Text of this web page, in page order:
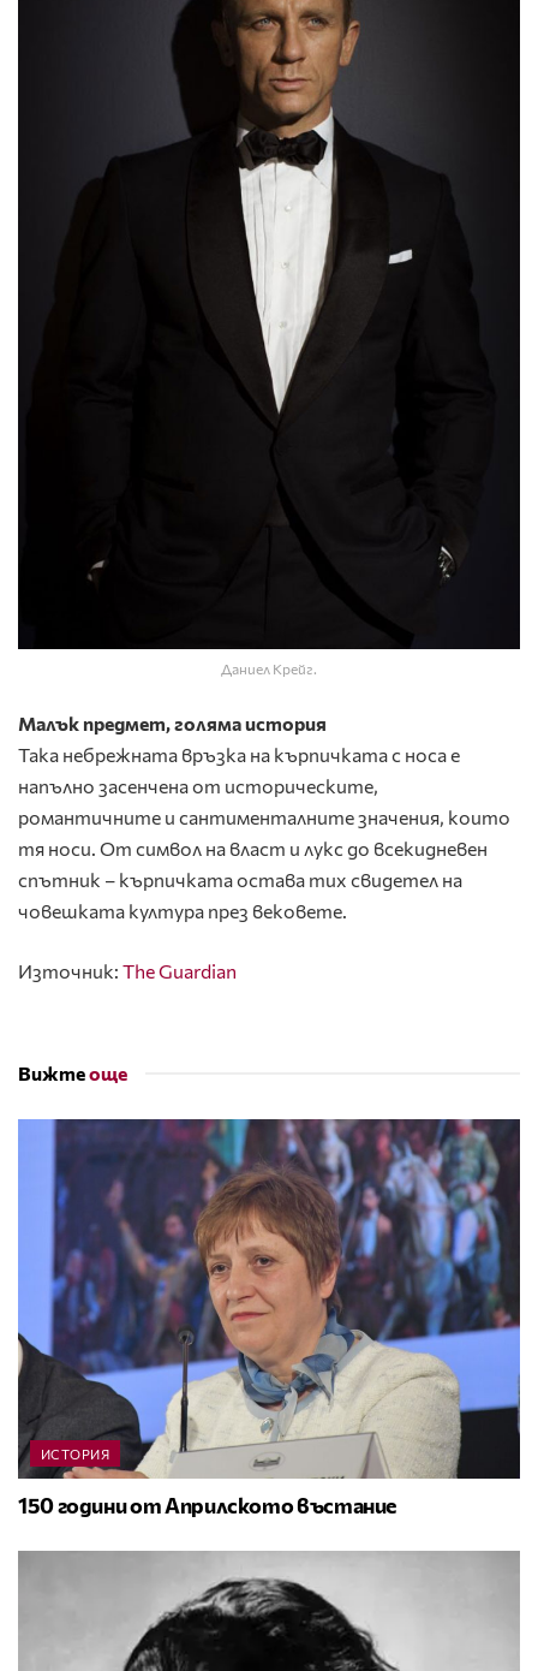
Даниел Крейг.
Малък предмет, голяма история
Така небрежната връзка на кърпичката с носа е
напълно засенчена от историческите,
романтичните и сантименталните значения, които
тя носи. От символ на власт и лукс до всекидневен
спътник – кърпичката остава тих свидетел на
човешката култура през вековете.
Източник: The Guardian
Вижтеоще
ИСТОРИЯ
150 години от Априлското въстание